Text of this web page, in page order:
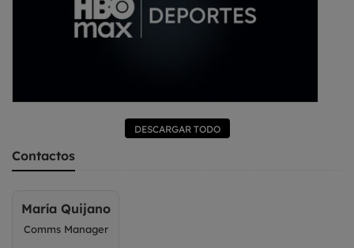
DESCARGAR TODO
Contactos
María Quijano
Comms Manager